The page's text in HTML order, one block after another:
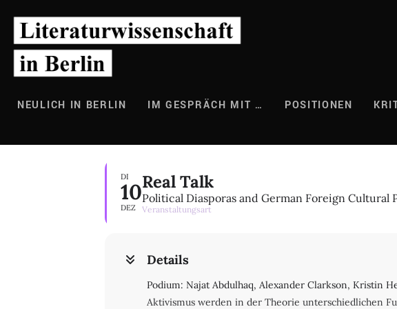
Inhalt
springen
NEULICH IN BERLIN IM GESPRÄCH MIT … POSITIONEN
DI
10
DEZ
Real Talk
Political Diasporas and German Foreign Cultural
Veranstaltungsart
Details
Podium: Najat Abdulhaq, Alexander Clarkson, Kristin
Aktivismus werden in der Theorie unterschiedlichen